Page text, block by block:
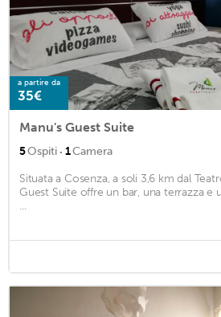
a partire da
35€
Manu's Guest Suite
5Ospiti · 1Camera
Situata a Cosenza, a soli 3,6 km dal
Guest Suite offre un bar, una terrazza
...